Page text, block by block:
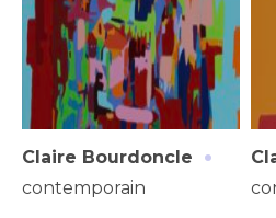
J'accepte lestermes et
* Champ obligatoire
Claire Bourdoncle ·
contemporain